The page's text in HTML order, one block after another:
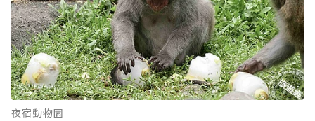
夜宿動物園